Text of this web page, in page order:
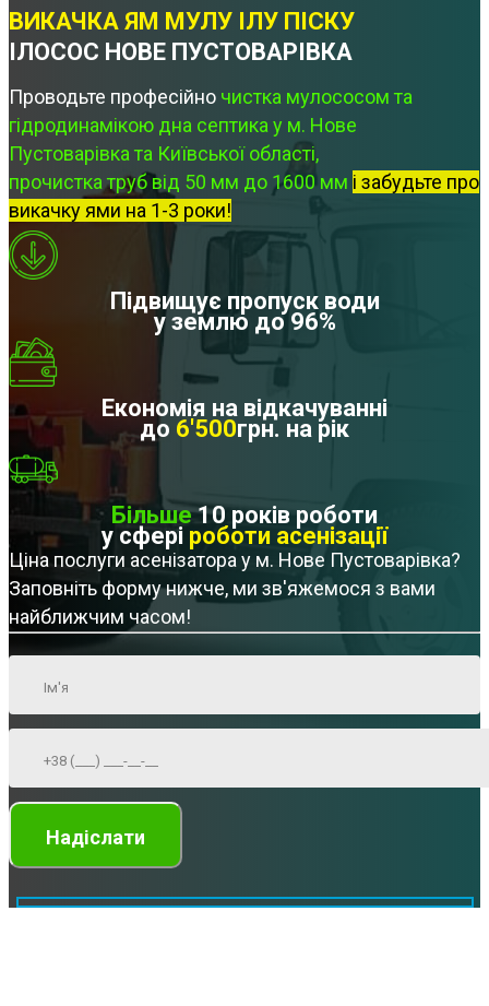
ВИКАЧКА ЯМ МУЛУ ІЛУ ПІСКУ
ІЛОСОС НОВЕ ПУСТОВАРІВКА
Проводьте професійно чистка мулососом та
гідродинамікою дна септика у м. Нове
Пустоварівка та Київської області,
прочистка труб від 50 мм до 1600 мм і забудьте про
викачку ями на 1-3 роки!
Підвищує пропуск води
у землю до 96%
Економія на відкачуванні
до 6'500грн. на рік
Більше10 років роботи
у сфері роботи асенізації
Ціна послуги асенізатора у м. Нове Пустоварівка?
Заповніть форму нижче, ми зв'яжемося з вами
найближчим часом!